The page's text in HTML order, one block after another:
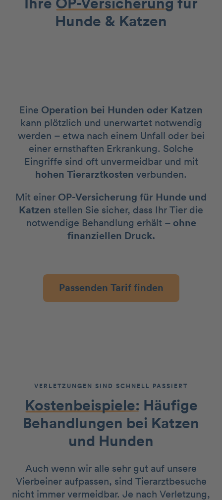
Ihre OP-Versicherung für
Hunde & Katzen
Eine Operation bei Hunden oder Katzen
kann plötzlich und unerwartet notwendig
werden – etwa nach einem Unfall oder bei
einer ernsthaften Erkrankung. Solche
Eingriffe sind oft unvermeidbar und mit
hohen Tierarztkosten verbunden.
Mit einer OP-Versicherung für Hunde und
Katzen stellen Sie sicher, dass Ihr Tier die
notwendige Behandlung erhält – ohne
finanziellen Druck.
Passenden Tarif finden
VERLETZUNGEN SIND SCHNELL PASSIERT
Kostenbeispiele: Häufige
Behandlungen bei Katzen
und Hunden
Auch wenn wir alle sehr gut auf unsere
Vierbeiner aufpassen, sind Tierarztbesuche
nicht immer vermeidbar. Je nach Verletzung,